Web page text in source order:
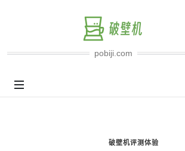
pobiji.com
破壁机评测体验